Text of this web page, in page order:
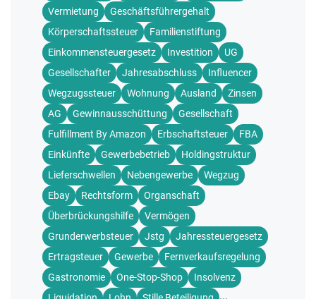
Vermietung
Geschäftsführergehalt
Körperschaftssteuer
Familienstiftung
Einkommensteuergesetz
Investition
UG
Gesellschafter
Jahresabschluss
Influencer
Wegzugssteuer
Wohnung Ausland
Zinsen
AG
Gewinnausschüttung
Gesellschaft
Fulfillment By Amazon
Erbschaftsteuer
FBA
Einkünfte
Gewerbebetrieb
Holdingstruktur
Lieferschwellen
Nebengewerbe
Wegzug
Ebay
Rechtsform
Organschaft
Überbrückungshilfe
Vermögen
Grunderwerbsteuer
Jstg
Jahressteuergesetz
Ertragsteuer
Gewerbe
Fernverkaufsregelung
Gastronomie
One-Stop-Shop
Insolvenz
...